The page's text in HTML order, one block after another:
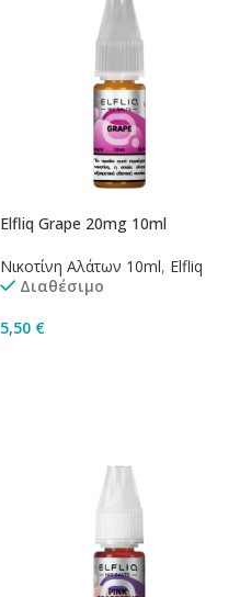
Elfliq Grape 20mg 10ml
Νικοτίνη Αλάτων 10ml, Elfliq
Διαθέσιμο
5,50 €